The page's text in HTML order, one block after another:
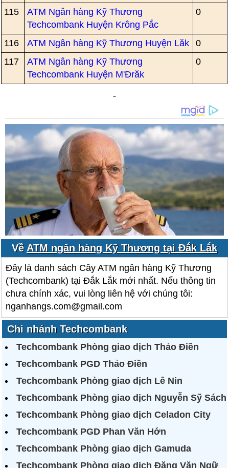
115
ATM Ngân hàng Kỹ Thương
Techcombank Huyện Krông Pắc
0
116 ATM Ngân hàng Kỹ Thương Huyện Lăk
0
117
ATM Ngân hàng Kỹ Thương
Techcombank Huyện M'Đrăk
0
Về ATM ngân hàng Kỹ Thương tại Đắk Lắk
Đây là danh sách Cây ATM ngân hàng Kỹ Thương
(Techcombank) tại Đắk Lắk mới nhất. Nếu thông tin
chưa chính xác, vui lòng liên hệ với chúng tôi:
nganhangs.com@gmail.com
Chi nhánh Techcombank
Techcombank Phòng giao dịch Thảo Điền
Techcombank PGD Thảo Điền
Techcombank Phòng giao dịch Lê Nin
Techcombank Phòng giao dịch Nguyễn Sỹ Sách
Techcombank Phòng giao dịch Celadon City
Techcombank PGD Phan Văn Hớn
Techcombank Phòng giao dịch Gamuda
Techcombank Phòng giao dich Đặng Văn Ngữ